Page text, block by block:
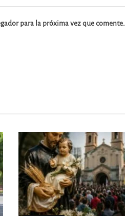
para la próxima vez que comente.